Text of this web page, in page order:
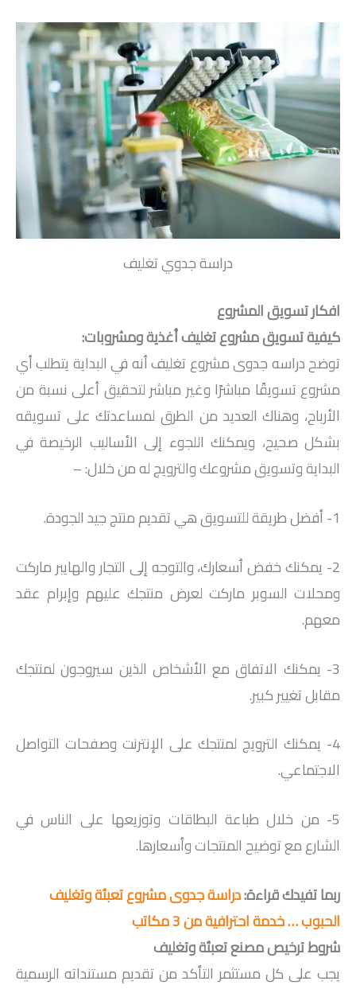
دراسة جدوي تغليف
افكار تسويق المشروع
كيفية تسويق مشروع تغليف أغذية ومشروبات:
توضح دراسه جدوى مشروع تغليف أنه في البداية يتطلب أي
مشروع تسويقًا مباشرًا وغير مباشر لتحقيق أعلى نسبة من
الأرباح، وهناك العديد من الطرق لمساعدتك على تسويقه
بشكل صحيح، ويمكنك اللجوء إلى الأساليب الرخيصة في
البداية وتسويق مشروعك والترويج له من خلال: –
1- أفضل طريقة للتسويق هي تقديم منتج جيد الجودة.
2- يمكنك خفض أسعارك، والتوجه إلى التجار والهايبر ماركت
ومحلات السوبر ماركت لعرض منتجك عليهم وإبرام عقد
معهم.
3- يمكنك الاتفاق مع الأشخاص الذين سيروجون لمنتجك
مقابل تغيير كبير.
4- يمكنك الترويج لمنتجك على الإنترنت وصفحات التواصل
الاجتماعي.
5- من خلال طباعة البطاقات وتوزيعها على الناس في
الشارع مع توضيح المنتجات وأسعارها.
ربما تفيدك قراءة:دراسة جدوى مشروع تعبئة وتغليف
الحبوب … خدمة احترافية من 3 مكاتب
شروط ترخيص مصنع تعبئة وتغليف
يجب على كل مستثمر التأكد من تقديم مستنداته الرسمية